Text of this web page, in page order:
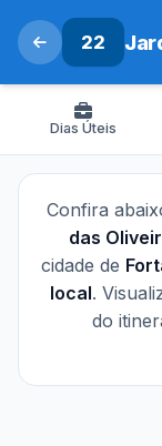
22
Dias Úteis
Confira
das
cidade de
local.
do